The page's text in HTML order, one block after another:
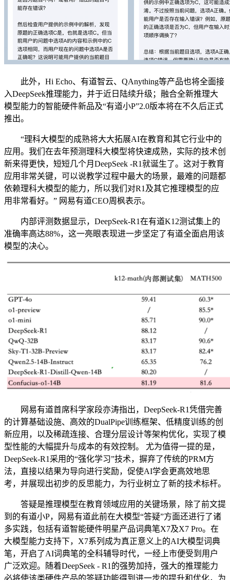
此外，Hi Echo、有道智云、QAnything等产品也将全面接
入DeepSeek推理能力，并于近日陆续升级；融合全新推理大
模型能力的智能硬件新品及“有道小P”2.0版本将在不久后正式
推出。
“理科大模型的成熟将大大拓展AI在教育和其它行业中的
应用。我们在去年预测理科大模型将快速成熟，实际的技术创
新来得更快，短短几个月DeepSeek -R1就诞生了。这对于教育
应用非常关键，可以说教学过程中最大的场景，最难的问题都
依赖理科大模型的能力，所以我们对R1及其它推理模型的应
用非常看好。” 网易有道CEO周枫表示。
内部评测数据显示，DeepSeek-R1在有道K12测试集上的
准确率高达88%，这一亮眼表现进一步坚定了有道全面启用该
模型的决心。
网易有道首席科学家段亦涛指出，DeepSeek-R1凭借完善
的计算基础设施、高效的DualPipe训练框架、低精度训练的创
新应用，以及稀疏连接、合理分层设计等架构优化，实现了模
型性能的大幅提升与成本的有效控制。 尤为值得一提的是，
DeepSeek-R1采用的“强化学习”技术，摒弃了传统的PRM方
法，直接以结果为导向进行奖励，促使AI学会更高效地思
考，并展现出初步的反思能力，为行业树立了新的技术标杆。
答疑是推理模型在教育领域应用的关键场景，除了前文提
到的有道小P，网易有道此前在大模型“答疑”方面还进行了诸
多实践，包括有道智能硬件明星产品词典笔X7及X7 Pro。在
大模型能力支持下，X7系列成为真正意义上的AI大模型词典
笔，开启了AI词典笔的全科辅导时代，一经上市便受到用户
广泛欢迎。随着DeepSeek - R1的强势加持，强大的推理能力
必将使该类硬件产品的答疑功能得到进一步的提升和优化，为